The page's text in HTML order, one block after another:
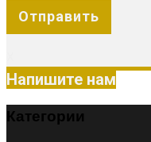
Напишите нам
Категории